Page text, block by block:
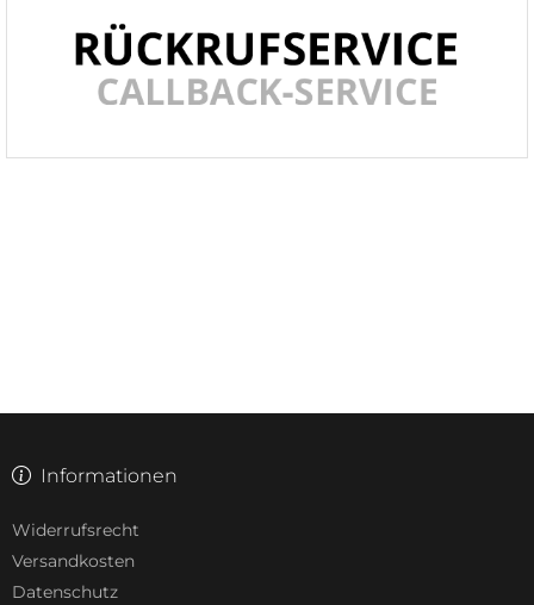
Informationen
Widerrufsrecht
Versandkosten
Datenschutz